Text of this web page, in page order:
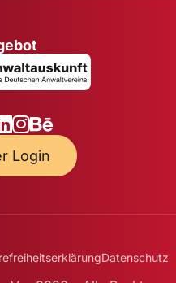
Login
Datenschutz